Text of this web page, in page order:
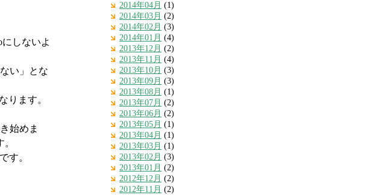
しないよ
い」とな
ります。
始めま
す。
2014年04月 (1)
2014年03月 (2)
2014年02月 (3)
2014年01月 (4)
2013年12月 (2)
2013年11月 (4)
2013年10月 (3)
2013年09月 (3)
2013年08月 (1)
2013年07月 (2)
2013年06月 (2)
2013年05月 (1)
2013年04月 (1)
2013年03月 (1)
2013年02月 (3)
2013年01月 (2)
2012年12月 (2)
2012年11月 (2)